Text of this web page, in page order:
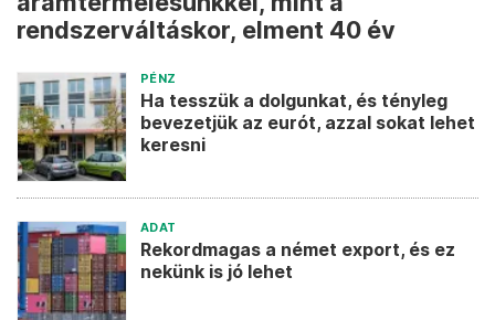
rendszerváltáskor, elment 40 év
PÉNZ
Ha tesszük a dolgunkat, és tényleg
bevezetjük az eurót, azzal sokat lehet
keresni
ADAT
Rekordmagas a német export, és ez
nekünk is jó lehet